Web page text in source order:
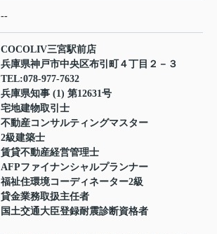
--
COCOLIV三宮駅前店
兵庫県神戸市中央区布引町４丁目２－３
TEL:078-977-7632
兵庫県知事 (1) 第12631号
宅地建物取引士
不動産コンサルティングマスター
2級建築士
賃貸不動産経営管理士
AFPファイナンシャルプランナー
福祉住環境コーディネーター2級
貸金業務取扱主任者
国土交通大臣登録耐震診断資格者